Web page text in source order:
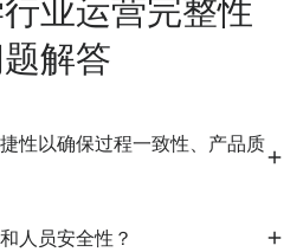
解答
性以确保过程一致性、产品质
人员安全性？